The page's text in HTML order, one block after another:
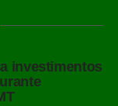
investimentos